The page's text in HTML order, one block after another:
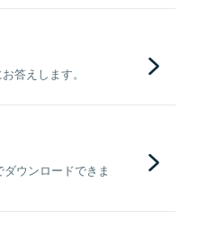
答えします。
ウンロードできま